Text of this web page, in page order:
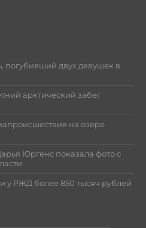
погубивший двух девушек в
арктический забег
на озере
Юргенс показала фото с
у РЖД более 850 тысяч рублей